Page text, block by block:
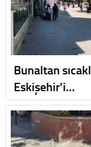
Bunaltan
Eskişehir'i…